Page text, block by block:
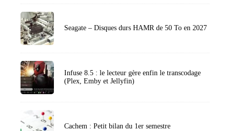
Seagate – Disques durs HAMR de 50 To en 2027
Infuse 8.5 : le lecteur gère enfin le transcodage
(Plex, Emby et Jellyfin)
Cachem : Petit bilan du 1er semestre